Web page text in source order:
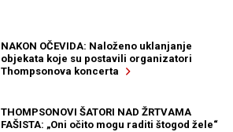
NAKON OČEVIDA: Naloženo uklanjanje
objekata koje su postavili organizatori
Thompsonova koncerta
THOMPSONOVI ŠATORI NAD ŽRTVAMA
FAŠISTA: „Oni očito mogu raditi štogod žele“